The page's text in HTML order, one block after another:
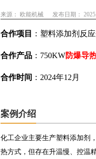
来源： 欧能机械 发布日期：
合作项目 ： 塑料添加剂反
合作产品 ：750KW防爆导
合作时间 ： 2024年12月
案例介绍
化工企业主要生产塑料添加剂
热方式，但存在升温慢、控温